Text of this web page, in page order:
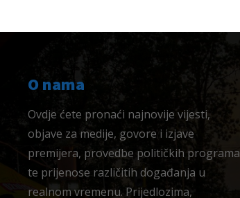
O nama
Ovdje ćete pronaći najnovije vijesti,
objave za medije, govore i izjave
premijera, provedbe političkih programa
te prijenose različitih događanja u
realnom vremenu. Prijedlozima,